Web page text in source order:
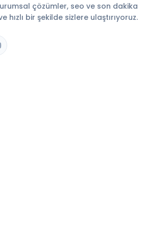
çözümler, seo ve son dakika
hızlı bir şekilde sizlere ulaştırıyoruz.